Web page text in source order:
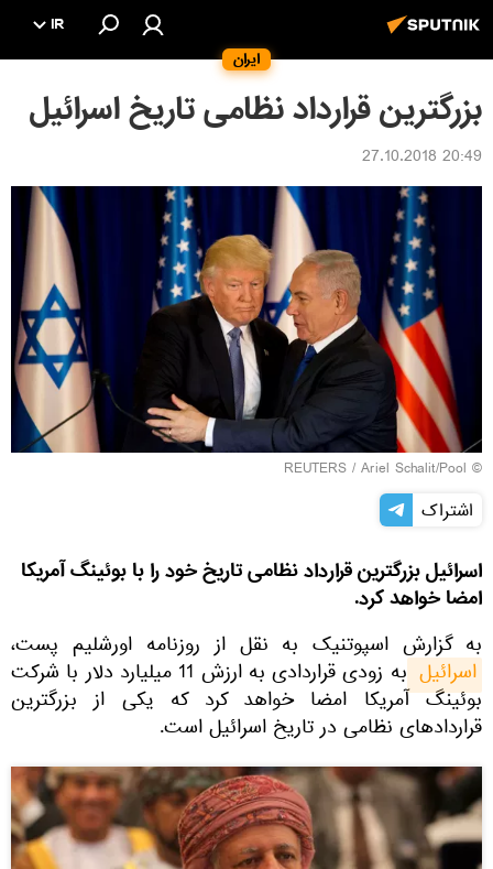
ایران
IR
بزرگترین قرارداد نظامی تاریخ اسرائیل
20:49 27.10.2018
©
REUTERS / Ariel Schalit/Pool
اشتراک
اسرائیل بزرگترین قرارداد نظامی تاریخ خود را با بوئینگ آمریکا
امضا خواهد کرد.
به گزارش اسپوتنیک به نقل از روزنامه اورشلیم پست،
اسرائیل به زودی قراردادی به ارزش 11 میلیارد دلار با شرکت
بوئینگ آمریکا امضا خواهد کرد که یکی از بزرگترین
قراردادهای نظامی در تاریخ اسرائیل است.